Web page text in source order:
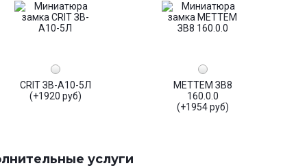
CRIT ЗВ-А10-5Л
(+1920 руб)
МЕТТЕМ ЗВ8
160.0.0
(+1954 руб)
услуги